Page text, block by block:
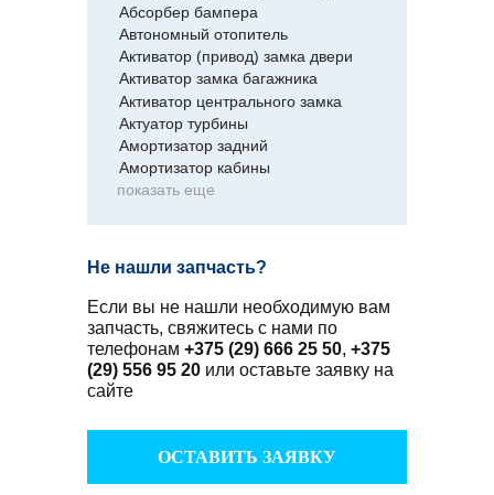
Абсорбер бампера
Автономный отопитель
Активатор (привод) замка двери
Активатор замка багажника
Активатор центрального замка
Актуатор турбины
Амортизатор задний
Амортизатор кабины
показать еще
Не нашли запчасть?
Если вы не нашли необходимую вам
запчасть, свяжитесь с нами по
телефонам +375 (29) 666 25 50, +375
(29) 556 95 20 или оставьте заявку на
сайте
ОСТАВИТЬ ЗАЯВКУ